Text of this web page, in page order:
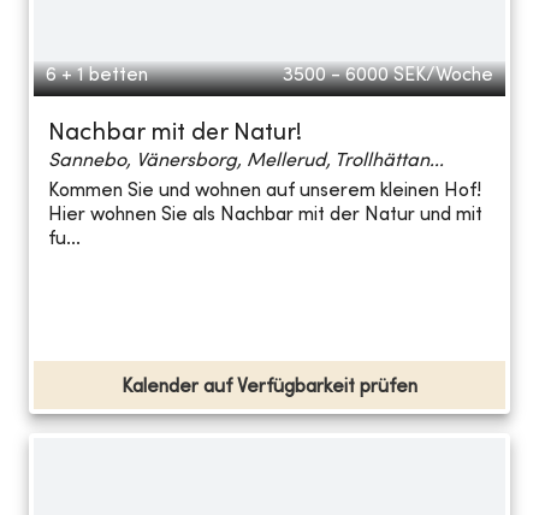
6 + 1 betten 3500 - 6000 SEK/Woche
Nachbar mit der Natur!
Sannebo, Vänersborg, Mellerud, Trollhättan...
Kommen Sie und wohnen auf unserem kleinen Hof!
Hier wohnen Sie als Nachbar mit der Natur und mit
fu...
Kalender auf Verfügbarkeit prüfen